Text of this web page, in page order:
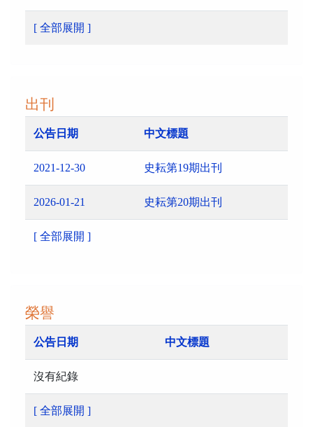
[ 全部展開 ]
出刊
公告日期 中文標題
2021-12-30 史耘第19期出刊
2026-01-21 史耘第20期出刊
[ 全部展開 ]
榮譽
公告日期 中文標題
沒有紀錄
[ 全部展開 ]